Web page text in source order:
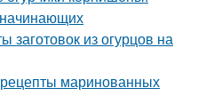
заготовок из огурцов на
маринованных